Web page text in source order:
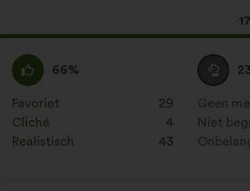
Mee
eens
:
66%
Dit
voorstel
is
gekwalificeerd
als:
Favoriet
: 29
keer
Cliché
: 4
keer
Realistisch
: 43
keer
Neutraal
:
Dit
voorstel
is
als:
Geen
:keer
Niet
:keer
:keer